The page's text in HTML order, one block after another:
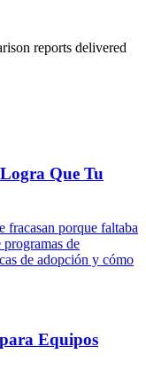
reports delivered
Que Tu
fracasan porque faltaba
programas de
de adopción y cómo
Equipos